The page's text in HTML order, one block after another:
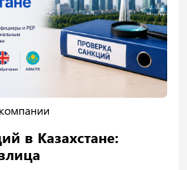
в Казахстане: